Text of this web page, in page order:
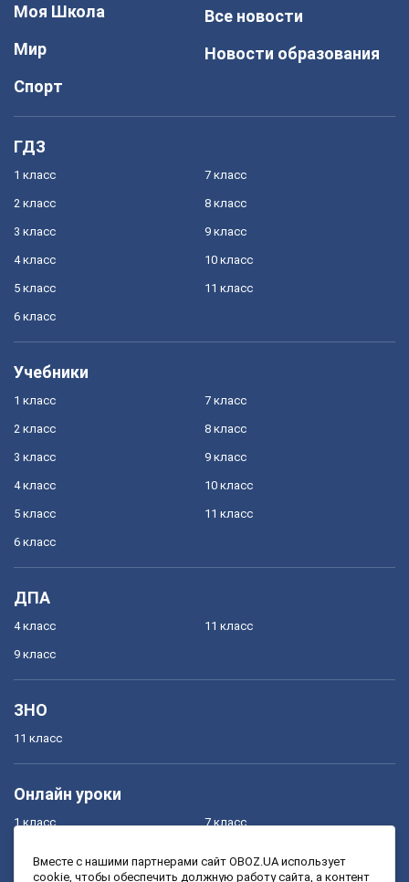
Моя Школа
Мир
Спорт
Все новости
Новости образования
ГДЗ
1 класс
2 класс
3 класс
4 класс
5 класс
6 класс
7 класс
8 класс
9 класс
10 класс
11 класс
Учебники
1 класс
2 класс
3 класс
4 класс
5 класс
6 класс
7 класс
8 класс
9 класс
10 класс
11 класс
ДПА
4 класс
9 класс
11 класс
ЗНО
11 класс
Онлайн уроки
1 класс
3 класс
7 класс
9 класс
Вместе с нашими партнерами сайт OBOZ.UA использует
cookie, чтобы обеспечить должную работу сайта, а контент